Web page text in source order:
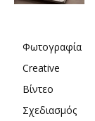
Φωτογραφία
Creative
Βίντεο
Σχεδιασμός